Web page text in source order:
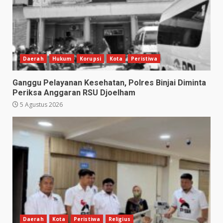
Daerah Hukum Korupsi Kota Peristiwa
Ganggu Pelayanan Kesehatan, Polres Binjai Diminta
Periksa Anggaran RSU Djoelham
5 Agustus 2026
Daerah Kota Peristiwa Religius